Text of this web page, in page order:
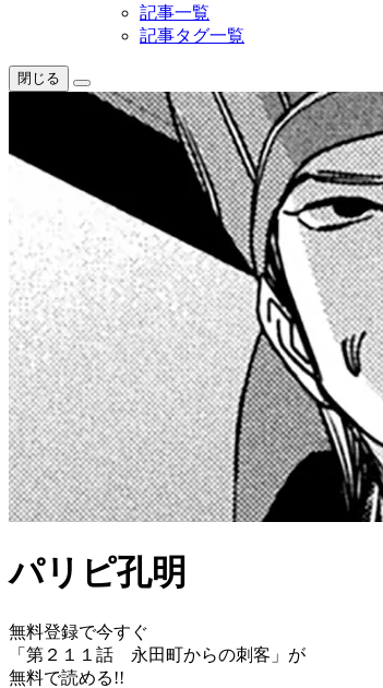
記事一覧
記事タグ一覧
閉じる
パリピ孔明
無料登録で今すぐ
「 第２１１話 永田町からの刺客 」が
無料で読める!!